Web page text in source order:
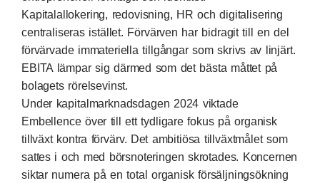
Kapitalallokering, redovisning, HR och digitalisering
centraliseras istället. Förvärven har bidragit till en del
förvärvade immateriella tillgångar som skrivs av linjärt.
EBITA lämpar sig därmed som det bästa måttet på
bolagets rörelsevinst.
Under kapitalmarknadsdagen 2024 viktade
Embellence över till ett tydligare fokus på organisk
tillväxt kontra förvärv. Det ambitiösa tillväxtmålet som
sattes i och med börsnoteringen skrotades. Koncernen
siktar numera på en total organisk försäljningsökning